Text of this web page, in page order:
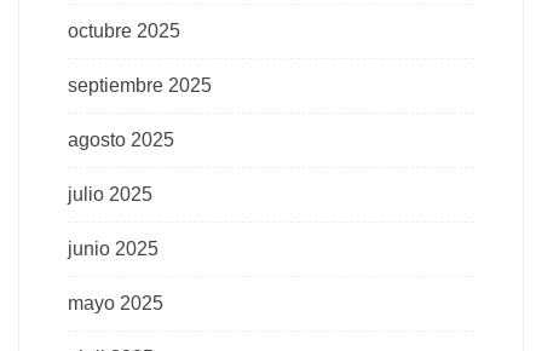
octubre 2025
septiembre 2025
agosto 2025
julio 2025
junio 2025
mayo 2025